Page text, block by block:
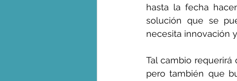
hasta la fecha
solución que se
necesita innovación
Tal cambio
pero también que